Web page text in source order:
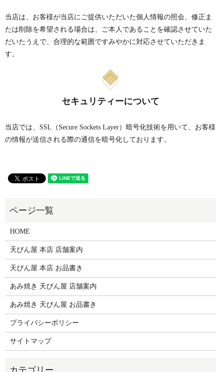
当店は、お客様が当店にご提供いただいた個人情報の照会、修正ま
たは削除を希望される場合は、ご本人であることを確認させていた
だいたうえで、合理的な範囲ですみやかに対応させていただきま
す。
セキュリティーについて
当店では、SSL（Secure Sockets Layer）暗号化技術を用いて、お客様
の情報が送信される際の通信を暗号化しております。
HOME
天びん屋 本店 店舗案内
天びん屋 本店 お品書き
あみ焼き 天びん屋 店舗案内
あみ焼き 天びん屋 お品書き
プライバシーポリシー
サイトマップ